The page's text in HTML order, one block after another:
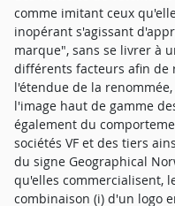
comme imitant ceux
inopérant s'agissant
marque", sans se livrer à
différents facteurs afin de
l'étendue de la
l'image haut de gamme
également du
sociétés VF et des tiers
du signe Geographical
qu'elles commercialisent,
combinaison (i) d'un logo